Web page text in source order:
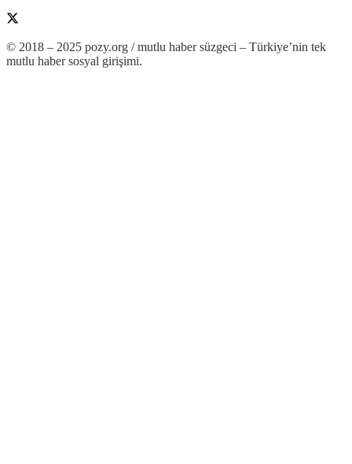
© 2018 – 2025 pozy.org / mutlu haber süzgeci – Türkiye’nin tek
mutlu haber sosyal girişimi.